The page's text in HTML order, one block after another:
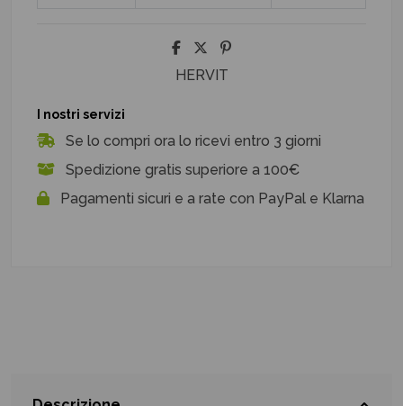
HERVIT
I nostri servizi
Se lo compri ora lo ricevi entro 3 giorni
Spedizione gratis superiore a 100€
Pagamenti sicuri e a rate con PayPal e Klarna